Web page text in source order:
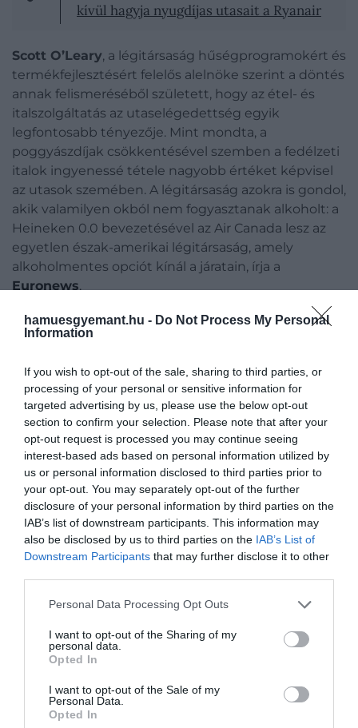
hamuesgyemant.hu - Do Not Process My Personal
Information
If you wish to opt-out of the sale, sharing to third parties, or
processing of your personal or sensitive information for
targeted advertising by us, please use the below opt-out
section to confirm your selection. Please note that after your
opt-out request is processed you may continue seeing
interest-based ads based on personal information utilized by
us or personal information disclosed to third parties prior to
your opt-out. You may separately opt-out of the further
disclosure of your personal information by third parties on the
IAB’s list of downstream participants. This information may
also be disclosed by us to third parties on the IAB’s List of
Downstream Participants that may further disclose it to other
Please note that this website/app uses one or more Google
not limited to your visit or usage behaviour. You may click to
grant or deny consent to Google and its third-party tags to
use your data for below specified purposes in below Google
consent section.
Personal Data Processing Opt Outs
I want to opt-out of the Sharing of my
personal data.
Opted In
I want to opt-out of the Sale of my
Personal Data.
Opted In
kívül hagyja nyugdíjas utasait a Ryanair
Scott O’Leary, a légitársaság hűségprogramokért és
termékfejlesztésért felelős alelnöke szerint a döntés
annak felismeréséből született, hogy az étel- és
italszolgáltatás az utaselégedettség egyik
legfontosabb tényezője. Mint mondta, a
poggyászdíjak csökkentésével szemben a fedélzeti
italok ingyenessé tétele nagyobb értéket képvisel
az utasok szemében. A légitársaság azokra is gondol,
akik valamilyen okból nem fogyasztanak alkoholt: a
Heineken 0.0 bevezetésével az Air Canada lesz az
egyetlen észak-amerikai légitársaság, amely
alkoholmentes opciót kínál a járatain, írja a
Euronews.
A döntés persze nem örvend felhőtlen
fogadtatásnak, hiszen az elmúlt években
egyre több a fedélzeti incidens, amelyek